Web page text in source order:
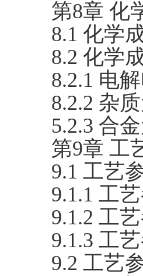
第8章 化
8.1 化学
8.2 化学
8.2.1 电
8.2.2 杂
5.2.3 合
第9章 工
9.1 工艺
9.1.1 工
9.1.2 工
9.1.3 工
9.2 工艺